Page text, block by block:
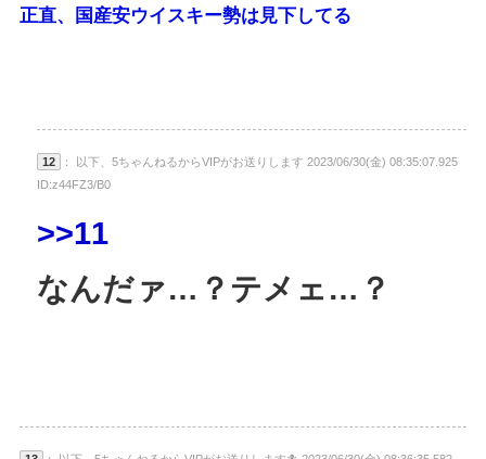
正直、国産安ウイスキー勢は見下してる
12
： 以下、5ちゃんねるからVIPがお送りします 2023/06/30(金) 08:35:07.925
ID:z44FZ3/B0
>>11
なんだァ…？テメェ…？